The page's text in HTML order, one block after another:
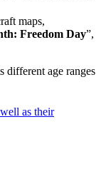
maps,
Freedom Day”,
different age ranges
as their